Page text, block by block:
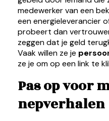
medewerker van een
een energieleverancier
probeert dan
zeggen dat je geld
Vaak willen ze je
ze je om op een link te
Pas op voor
nepverhalen